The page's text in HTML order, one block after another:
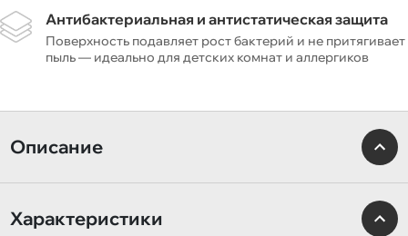
Антибактериальная и антистатическая защита
Поверхность подавляет рост бактерий и не притягивает
пыль — идеально для детских комнат и аллергиков
Описание
Характеристики